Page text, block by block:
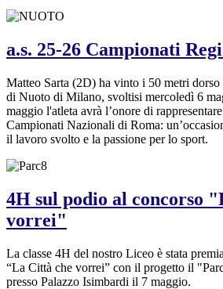
a.s. 25-26 Campionati
Matteo Sarta (2D) ha vinto i 50 metri
di Nuoto di Milano, svoltisi mercoledì 6
maggio l'atleta avrà l’onore di
Campionati Nazionali di Roma:
il lavoro svolto e la passione per lo sport.
4H sul podio al concorso
vorrei"
La classe 4H del nostro Liceo è stata
“La Città che vorrei” con il progetto il
presso Palazzo Isimbardi il 7 maggio.